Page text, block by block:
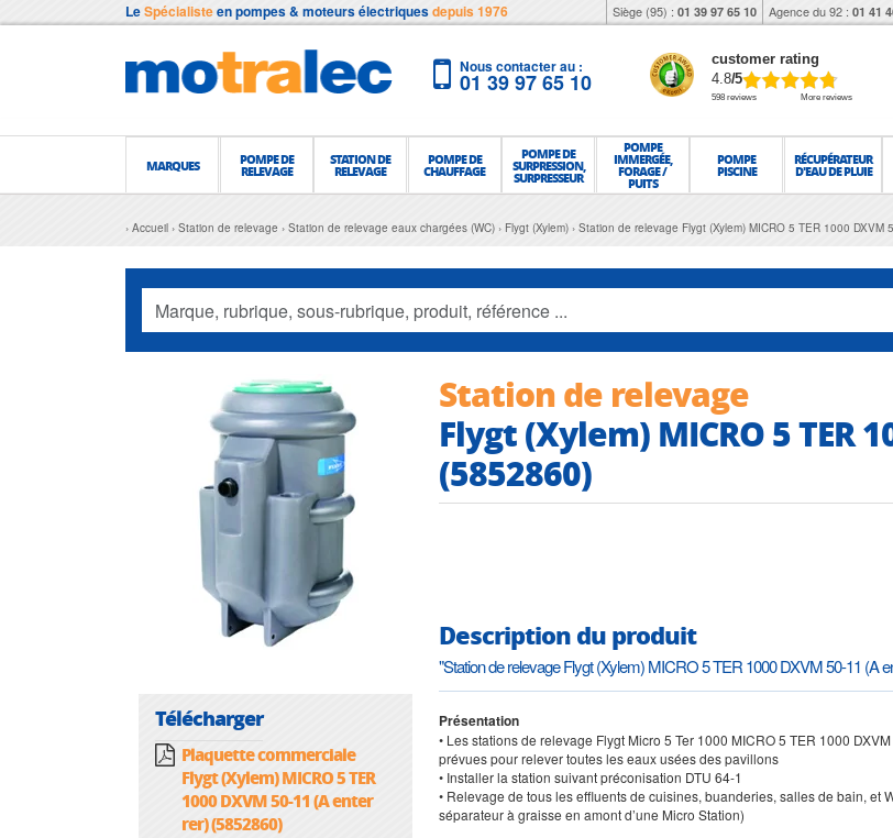
LeSpécialisteen pompes & moteurs électriquesdepuis 1976 Siège (95) : 01 39 97 65 10 Agence du 92 : 01 41
Nous contacter au :
01 39 97 65 10
customer rating
4.8/5
598 reviews More reviews
MARQUES POMPE DE
RELEVAGE
STATION DE
RELEVAGE
POMPE DE
CHAUFFAGE
POMPE DE
SURPRESSION,
SURPRESSEUR
POMPE
IMMERGÉE,
FORAGE /
PUITS
POMPE
PISCINE
RÉCUPÉRATEUR
D'EAU DE PLUIE
Accueil Station de relevage Station de relevage eaux chargées (WC) Flygt (Xylem) Station de relevage Flygt (Xylem) MICRO 5 TER 1000 DXVM
Télécharger
Plaquette commerciale
Flygt (Xylem) MICRO 5 TER
1000 DXVM 50-11 (A enter
rer) (5852860)
Station de relevage
Flygt (Xylem) MICRO 5 TER
(5852860)
Description du produit
"Station de relevage Flygt (Xylem) MICRO 5 TER 1000 DXVM 50-11 (A
Présentation
• Les stations de relevage Flygt Micro 5 Ter 1000 MICRO 5 TER 1000
prévues pour relever toutes les eaux usées des pavillons
• Installer la station suivant préconisation DTU 64-1
• Relevage de tous les effluents de cuisines, buanderies, salles de bain, et
séparateur à graisse en amont d’une Micro Station)